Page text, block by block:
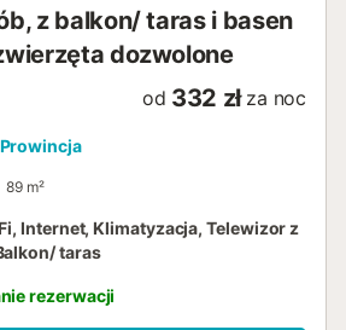
z balkon/ taras i basen
dozwolone
od 332 zł za noc
89 m²
Internet, Klimatyzacja, Telewizor z
taras
rezerwacji